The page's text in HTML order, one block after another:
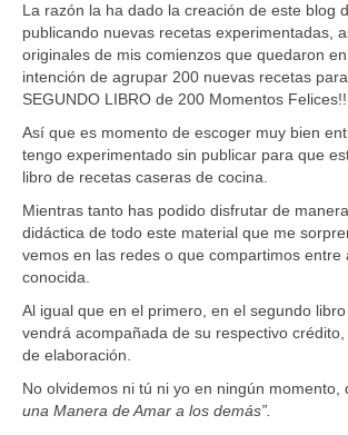
La razón la ha dado la creación de este blog
publicando nuevas recetas experimentadas,
originales de mis comienzos que quedaron
intención de agrupar 200 nuevas recetas
SEGUNDO LIBRO de 200 Momentos
Así que es momento de escoger muy bien
tengo experimentado sin publicar para que
libro de recetas caseras de cocina.
Mientras tanto has podido disfrutar de
didáctica de todo este material que me
vemos en las redes o que compartimos entre
conocida.
Al igual que en el primero, en el segundo
vendrá acompañada de su respectivo
de elaboración.
No olvidemos ni tú ni yo en ningún momento,
una Manera de Amar a los demás”.